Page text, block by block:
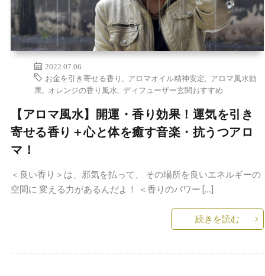
2022.07.06
お金を引き寄せる香り
アロマオイル精神安定
アロマ風水効
果
オレンジの香り風水 ディフューザー玄関おすすめ
【アロマ風水】開運・香り効果！運気を引き
寄せる香り＋心と体を癒す音楽・抗うつアロ
マ！
＜良い香り＞は、邪気を払って、 その場所を良いエネルギーの
空間に 変える力があるんだよ！ ＜香りのパワー […]
続きを読む